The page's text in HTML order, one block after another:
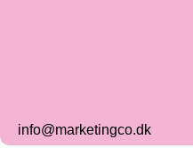
info@marketingco.dk